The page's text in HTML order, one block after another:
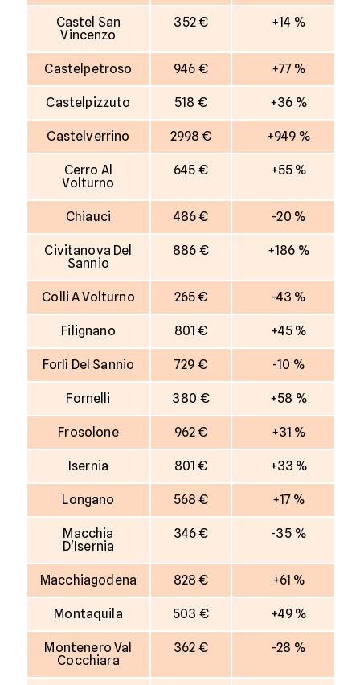
Castel San
Vincenzo
352 € +14 %
Castelpetroso 946 € +77 %
Castelpizzuto 518 € +36 %
Castelverrino 2998 € +949 %
Cerro Al
Volturno
645 € +55 %
Chiauci 486 € -20 %
Civitanova Del
Sannio
886 € +186 %
Colli A Volturno 265 € -43 %
Filignano 801 € +45 %
Forlì Del Sannio 729 € -10 %
Fornelli 380 € +58 %
Frosolone 962 € +31 %
Isernia 801 € +33 %
Longano 568 € +17 %
Macchia
D'Isernia
346 € -35 %
Macchiagodena 828 € +61 %
Montaquila 503 € +49 %
Montenero Val
Cocchiara
362 € -28 %